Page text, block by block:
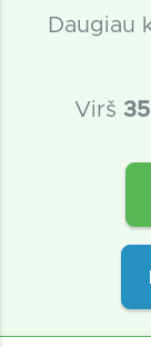
Daugiau
Virš